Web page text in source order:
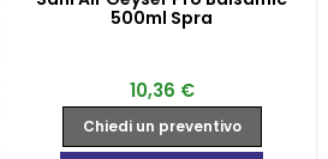
500ml Spra
Prezzo
10,36 €
Chiedi un preventivo